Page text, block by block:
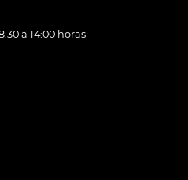
a 14:00 horas